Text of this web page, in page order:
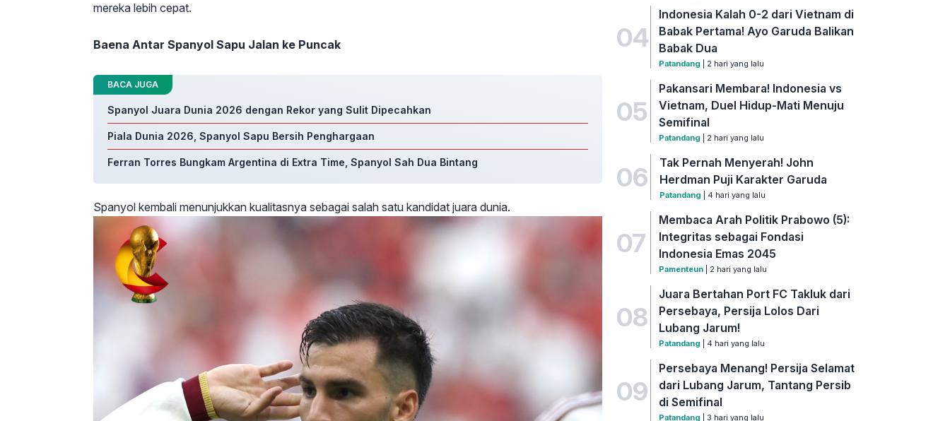
mereka lebih cepat.
Baena Antar Spanyol Sapu Jalan ke Puncak
BACA JUGA
Spanyol Juara Dunia 2026 dengan Rekor yang Sulit Dipecahkan
Piala Dunia 2026, Spanyol Sapu Bersih Penghargaan
Ferran Torres Bungkam Argentina di Extra Time, Spanyol Sah Dua Bintang
Spanyol kembali menunjukkan kualitasnya sebagai salah satu kandidat juara dunia.
04
Indonesia Kalah 0-2 dari Vietnam di
Babak Pertama! Ayo Garuda Balikan
Babak Dua
Patandang | 2 hari yang lalu
05
Pakansari Membara! Indonesia vs
Vietnam, Duel Hidup-Mati Menuju
Semifinal
Patandang | 2 hari yang lalu
06
Tak Pernah Menyerah! John
Herdman Puji Karakter Garuda
Patandang | 4 hari yang lalu
07
Membaca Arah Politik Prabowo (5):
Integritas sebagai Fondasi
Indonesia Emas 2045
Pamenteun | 2 hari yang lalu
08
Juara Bertahan Port FC Takluk dari
Persebaya, Persija Lolos Dari
Lubang Jarum!
Patandang | 4 hari yang lalu
09
Persebaya Menang! Persija Selamat
dari Lubang Jarum, Tantang Persib
di Semifinal
Patandang | 3 hari yang lalu